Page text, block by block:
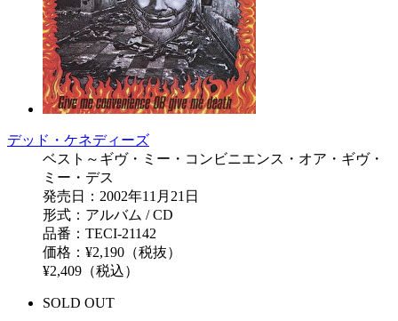
デッド・ケネディーズ
ベスト～ギヴ・ミー・コンビニエンス・オア・ギヴ・
ミー・デス
発売日：2002年11月21日
形式：アルバム / CD
品番：TECI-21142
価格：¥2,190（税抜）
¥2,409（税込）
SOLD OUT